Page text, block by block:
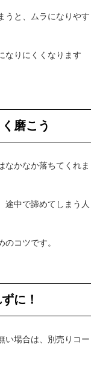
うと、ムラになりやす
なりにくくなります
磨こう
なかなか落ちてくれま
途中で諦めてしまう人
コツです。
に！
い場合は、別売りコー